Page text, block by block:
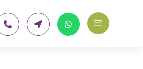
   a